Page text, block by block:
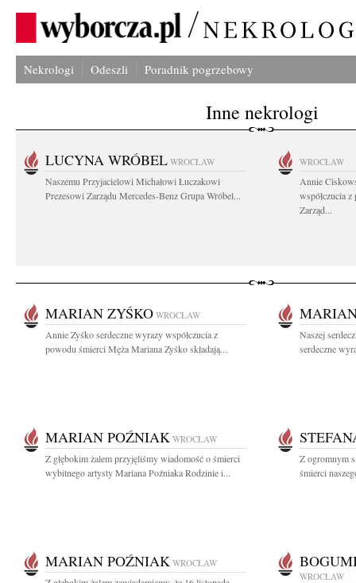
Nekrologi Odeszli Poradnik pogrzebowy
Inne nekrologi
LUCYNA WRÓBEL WROCŁAW
Naszemu Przyjacielowi Michałowi Łuczakowi
Prezesowi Zarządu Mercedes-Benz Grupa Wróbel...
WROCŁAW
Annie
współczucia
Zarząd...
MARIAN ZYŚKO WROCŁAW
Annie Zyśko serdeczne wyrazy współczucia z
powodu śmierci Męża Mariana Zyśko składają...
Naszej
serdeczne
MARIAN POŹNIAK WROCŁAW
Z głębokim żalem przyjęliśmy wiadomość o śmierci
wybitnego artysty Mariana Poźniaka Rodzinie i...
Z ogromnym
śmierci
MARIAN POŹNIAK WROCŁAW
WROCŁAW